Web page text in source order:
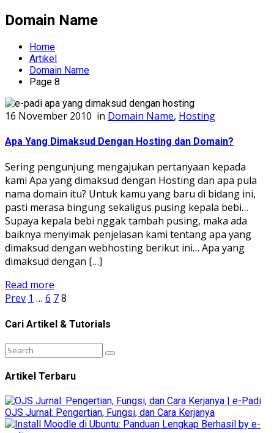
Domain Name
Home
Artikel
Domain Name
Page 8
16 November 2010 in Domain Name, Hosting
Apa Yang Dimaksud Dengan Hosting dan Domain?
Sering pengunjung mengajukan pertanyaan kepada
kami Apa yang dimaksud dengan Hosting dan apa pula
nama domain itu? Untuk kamu yang baru di bidang ini,
pasti merasa bingung sekaligus pusing kepala bebi…
Supaya kepala bebi nggak tambah pusing, maka ada
baiknya menyimak penjelasan kami tentang apa yang
dimaksud dengan webhosting berikut ini… Apa yang
dimaksud dengan […]
Read more
Prev 1 … 6 78
Cari Artikel & Tutorials
Artikel Terbaru
OJS Jurnal: Pengertian, Fungsi, dan Cara Kerjanya